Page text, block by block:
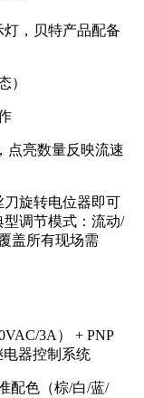
，贝特产品配备
）
点亮数量反映流速
旋转电位器即可
调节模式：流动/
盖所有现场需
3A） + PNP
器控制系统
配色（棕/白/蓝/